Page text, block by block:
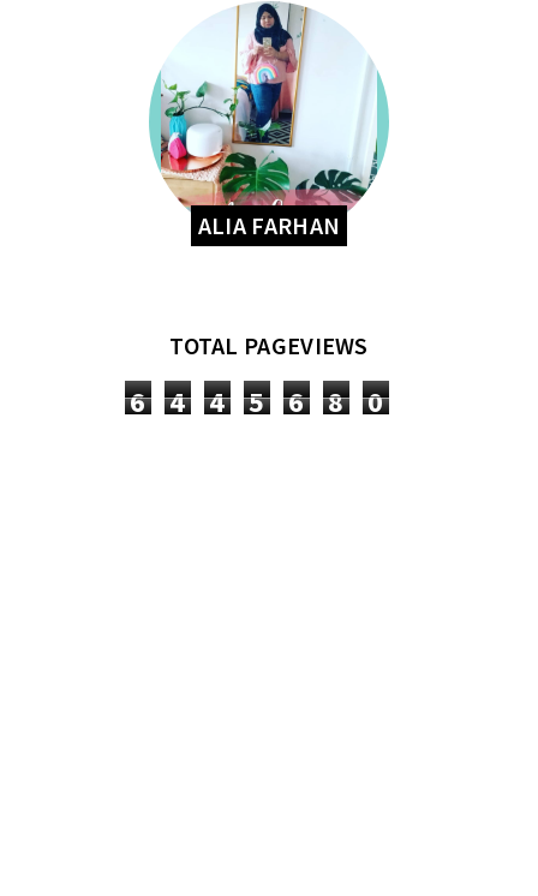
ALIA FARHAN
TOTAL PAGEVIEWS
6 4 4 5 6 8 0